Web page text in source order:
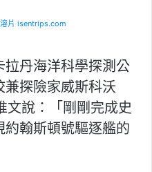
片 isentrips.com
拉丹海洋科學探測公
兼探險家威斯科沃
文說：「剛剛完成史
翰斯頓號驅逐艦的